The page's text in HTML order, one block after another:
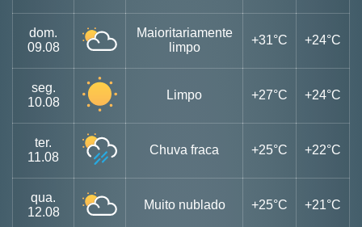
dom.
09.08
Maioritariamente
limpo
+31°C +24°C
seg.
10.08
Limpo +27°C +24°C
ter.
11.08
Chuva fraca +25°C +22°C
qua.
12.08
Muito nublado +25°C +21°C